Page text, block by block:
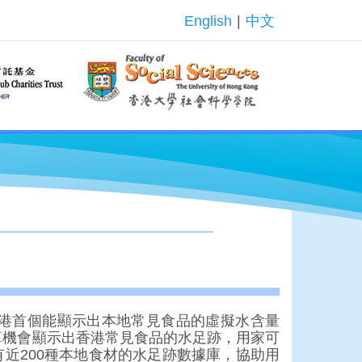
English 中文
首個能顯示出本地常見食品的虛擬水含量
會顯示出香港常見食品的水足跡，用家可
200種本地食材的水足跡數據庫，協助用